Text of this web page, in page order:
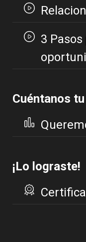
3
Cuéntanos
¡Lo lograste!